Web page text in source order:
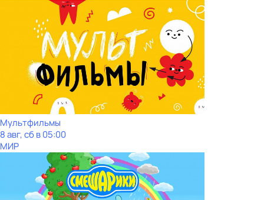
Мультфильмы
8 авг, сб в 05:00
МИР